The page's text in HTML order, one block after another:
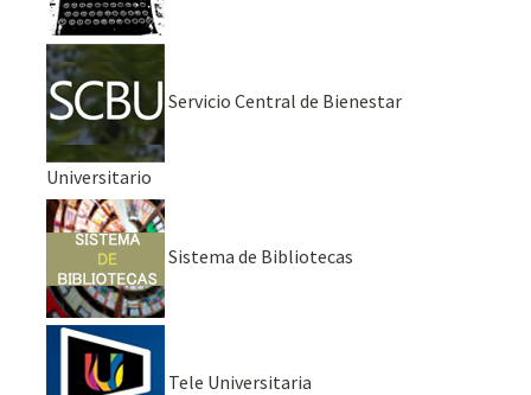
Servicio Central de Bienestar
Universitario
Sistema de Bibliotecas
Tele Universitaria